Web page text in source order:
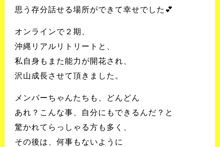
思う存分話せる場所ができて幸せでした💕
オンラインで２期、
沖縄リアルリトリートと、
私自身もまた能力が開花され、
沢山成長させて頂きました。
メンバーちゃんたちも、どんどん
あれ？こんな事、自分にもできるんだ？と
驚かれてらっしゃる方も多く、
その後は、何事もないように